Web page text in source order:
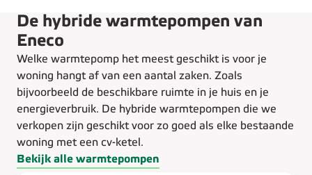
De hybride warmtepompen van
Eneco
Welke warmtepomp het meest geschikt is voor je
woning hangt af van een aantal zaken. Zoals
bijvoorbeeld de beschikbare ruimte in je huis en je
energieverbruik. De hybride warmtepompen die we
verkopen zijn geschikt voor zo goed als elke bestaande
woning met een cv-ketel.
Bekijk alle warmtepompen